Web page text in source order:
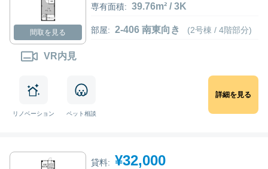
間取を見る
VR内見
専有面積: 39.76m² / 3K
部屋: 2-406 南東向き (2号棟 / 4階部分)
リノベーション ペット相談
詳細を見る
貸料: ¥32,000